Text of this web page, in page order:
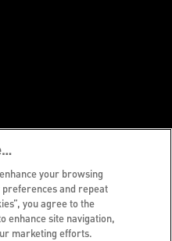
your browsing
and repeat
you agree to the
enhance site navigation,
marketing efforts.